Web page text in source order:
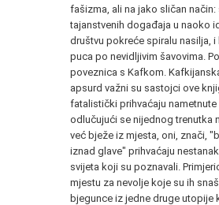
fašizma, ali na jako sličan način:
tajanstvenih događaja u naoko
društvu pokreće spiralu nasilja,
puca po nevidljivim šavovima.
poveznica s Kafkom.
apsurd važni su sastojci ove
fatalistički prihvaćaju
odlučujući se nijednog trenutka
već bježe iz mjesta, oni, znači,
iznad glave" prihvaćaju
svijeta koji su poznavali.
mjestu za nevolje koje su ih
bjegunce iz jedne druge utopije